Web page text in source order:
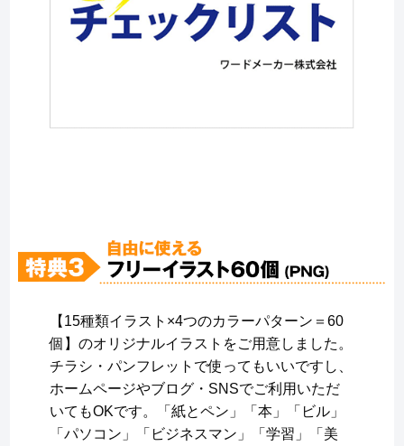
【15種類イラスト×4つのカラーパターン＝60
個】のオリジナルイラストをご用意しました。
チラシ・パンフレットで使ってもいいですし、
ホームページやブログ・SNSでご利用いただ
いてもOKです。「紙とペン」「本」「ビル」
「パソコン」「ビジネスマン」「学習」「美